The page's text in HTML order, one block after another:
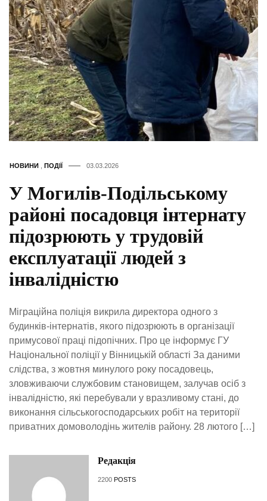
НОВИНИ ПОДІЇ 03.03.2026
У Могилів-Подільському
районі посадовця інтернату
підозрюють у трудовій
експлуатації людей з
інвалідністю
Міграційна поліція викрила директора одного з
будинків-інтернатів, якого підозрюють в організації
примусової праці підопічних. Про це інформує ГУ
Національної поліції у Вінницькій області За даними
слідства, з жовтня минулого року посадовець,
зловживаючи службовим становищем, залучав осіб з
інвалідністю, які перебували у вразливому стані, до
виконання сільськогосподарських робіт на території
приватних домоволодінь жителів району. 28 лютого […]
Редакція
2200 POSTS